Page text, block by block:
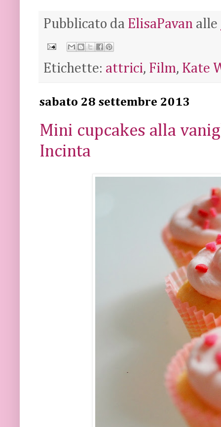
Pubblicato da ElisaPavan alle
Etichette: attrici, Film, Kate
sabato 28 settembre 2013
Mini cupcakes alla
Incinta